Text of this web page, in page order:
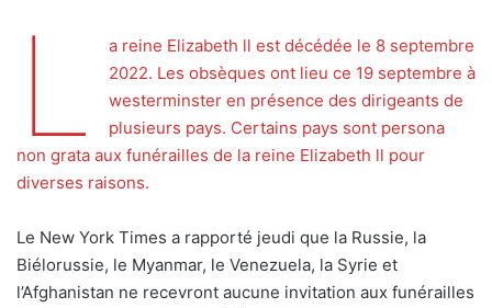
L
a reine Elizabeth ll est décédée le 8 septembre
2022. Les obsèques ont lieu ce 19 septembre à
westerminster en présence des dirigeants de
plusieurs pays. Certains pays sont persona
non grata aux funérailles de la reine Elizabeth ll pour
diverses raisons.
Le New York Times a rapporté jeudi que la Russie, la
Biélorussie, le Myanmar, le Venezuela, la Syrie et
l’Afghanistan ne recevront aucune invitation aux funérailles